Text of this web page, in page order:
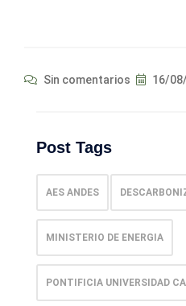
Sin comentarios 16/
Post Tags
AES ANDES
MINISTERIO DE ENERGIA
PONTIFICIA UNIVERSIDAD